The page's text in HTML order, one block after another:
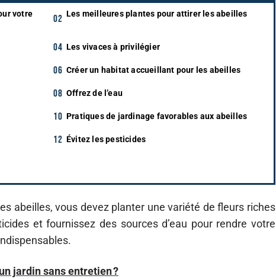
votre
Les meilleures plantes pour attirer les abeilles
Les vivaces à privilégier
Créer un habitat accueillant pour les abeilles
Offrez de l’eau
Pratiques de jardinage favorables aux abeilles
Évitez les pesticides
abeilles, vous devez planter une variété de fleurs riches
et fournissez des sources d’eau pour rendre votre
jardin sans entretien ?